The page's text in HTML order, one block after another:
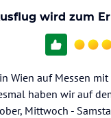
wird zum
Wien auf Messen
haben wir auf
Mittwoch -